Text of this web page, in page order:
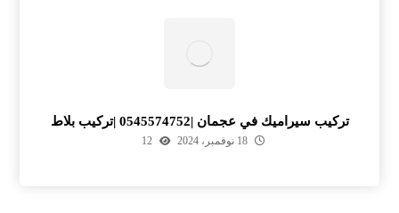
تركيب سيراميك في عجمان |0545574752 |تركيب بلاط
18 نوفمبر، 2024 12